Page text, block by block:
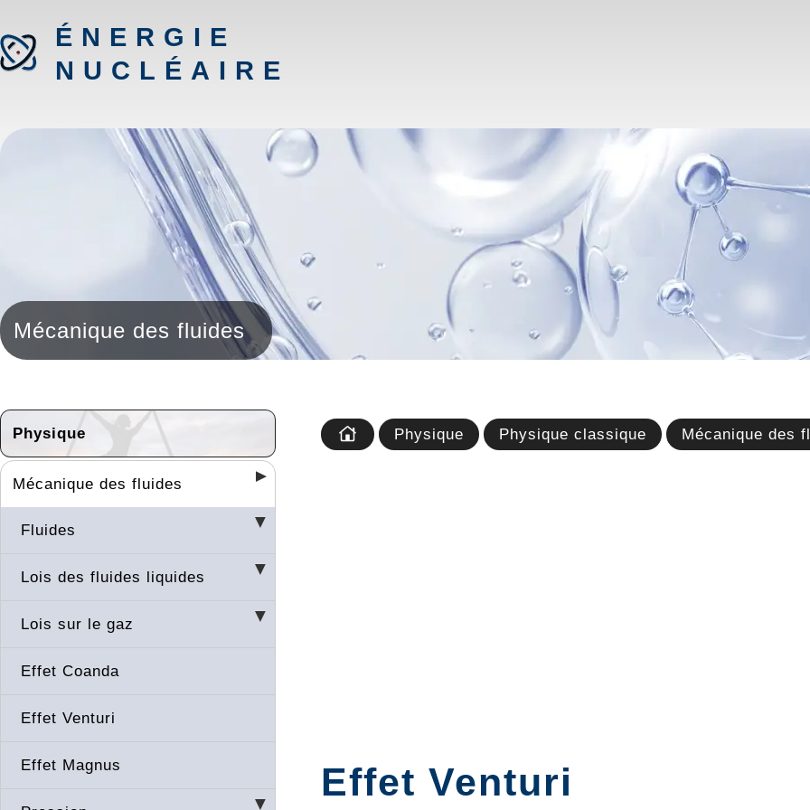
ÉNERGIE
NUCLÉAIRE
Mécanique des fluides
Physique
Mécanique des fluides
Fluides
Lois des fluides liquides
Lois sur le gaz
Effet Coanda
Effet Venturi
Effet Magnus
Physique Physique classique Mécanique des
Effet Venturi